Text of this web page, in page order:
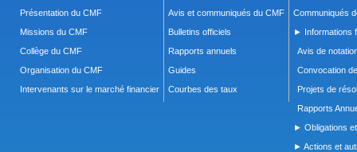
Présentation du CMF
Missions du CMF
Collège du CMF
Organisation du CMF
Intervenants sur le marché financier
Avis et communiqués du CMF
Bulletins officiels
Rapports annuels
Guides
Courbes des taux
Communiqués
► Informations
Avis de
Convocation
Projets de
Rapports
► Obligations
► Actions et